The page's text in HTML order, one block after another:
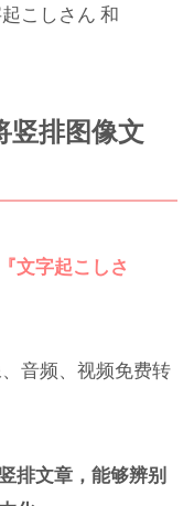
こしさん 和
竖排图像文
『文字起こしさ
音频、视频免费转
排文章，能够辨别